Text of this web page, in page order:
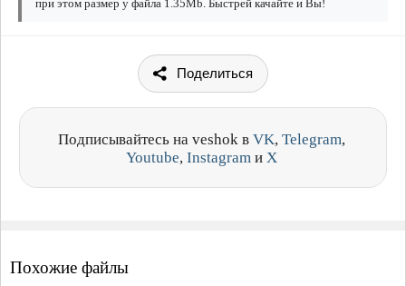
при этом размер у файла 1.35Mb. Быстрей качайте и Вы!
Поделиться
Подписывайтесь на veshok в VK, Telegram,
Youtube, Instagram и X
Похожие файлы